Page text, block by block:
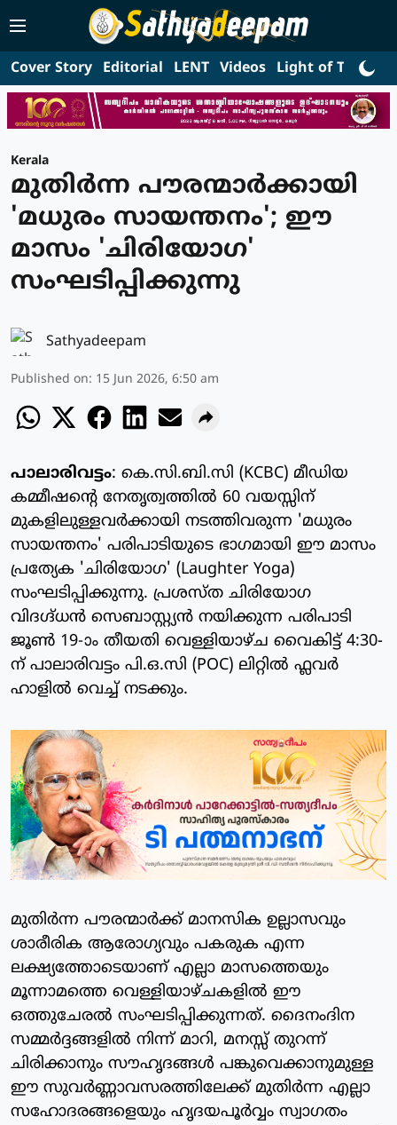
Cover Story Editorial LENT Videos Light of Truth
Kerala
മുതിർന്ന പൗരന്മാർക്കായി
'മധുരം സായന്തനം'; ഈ
മാസം 'ചിരിയോഗ'
സംഘടിപ്പിക്കുന്നു
Sathyadeepam
Published on: 15 Jun 2026, 6:50 am
പാലാരിവട്ടം: കെ.സി.ബി.സി (KCBC) മീഡിയ
കമ്മീഷന്റെ നേതൃത്വത്തിൽ 60 വയസ്സിന്
മുകളിലുള്ളവർക്കായി നടത്തിവരുന്ന 'മധുരം
സായന്തനം' പരിപാടിയുടെ ഭാഗമായി ഈ മാസം
പ്രത്യേക 'ചിരിയോഗ' (Laughter Yoga)
സംഘടിപ്പിക്കുന്നു. പ്രശസ്ത ചിരിയോഗ
വിദഗ്ദ്ധൻ സെബാസ്റ്റ്യൻ നയിക്കുന്ന പരിപാടി
ജൂൺ 19-ാം തീയതി വെള്ളിയാഴ്ച വൈകിട്ട് 4:30-
ന് പാലാരിവട്ടം പി.ഒ.സി (POC) ലിറ്റിൽ ഫ്ലവർ
ഹാളിൽ വെച്ച് നടക്കും.
മുതിർന്ന പൗരന്മാർക്ക് മാനസിക ഉല്ലാസവും
ശാരീരിക ആരോഗ്യവും പകരുക എന്ന
ലക്ഷ്യത്തോടെയാണ് എല്ലാ മാസത്തെയും
മൂന്നാമത്തെ വെള്ളിയാഴ്ചകളിൽ ഈ
ഒത്തുചേരൽ സംഘടിപ്പിക്കുന്നത്. ദൈനംദിന
സമ്മർദ്ദങ്ങളിൽ നിന്ന് മാറി, മനസ്സ് തുറന്ന്
ചിരിക്കാനും സൗഹൃദങ്ങൾ പങ്കുവെക്കാനുമുള്ള
ഈ സുവർണ്ണാവസരത്തിലേക്ക് മുതിർന്ന എല്ലാ
സഹോദരങ്ങളെയും ഹൃദയപൂർവ്വം സ്വാഗതം